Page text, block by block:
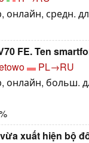
онлайн, средн.
FE. Ten
PL→RU
онлайн, больш.
xuất hiện bộ